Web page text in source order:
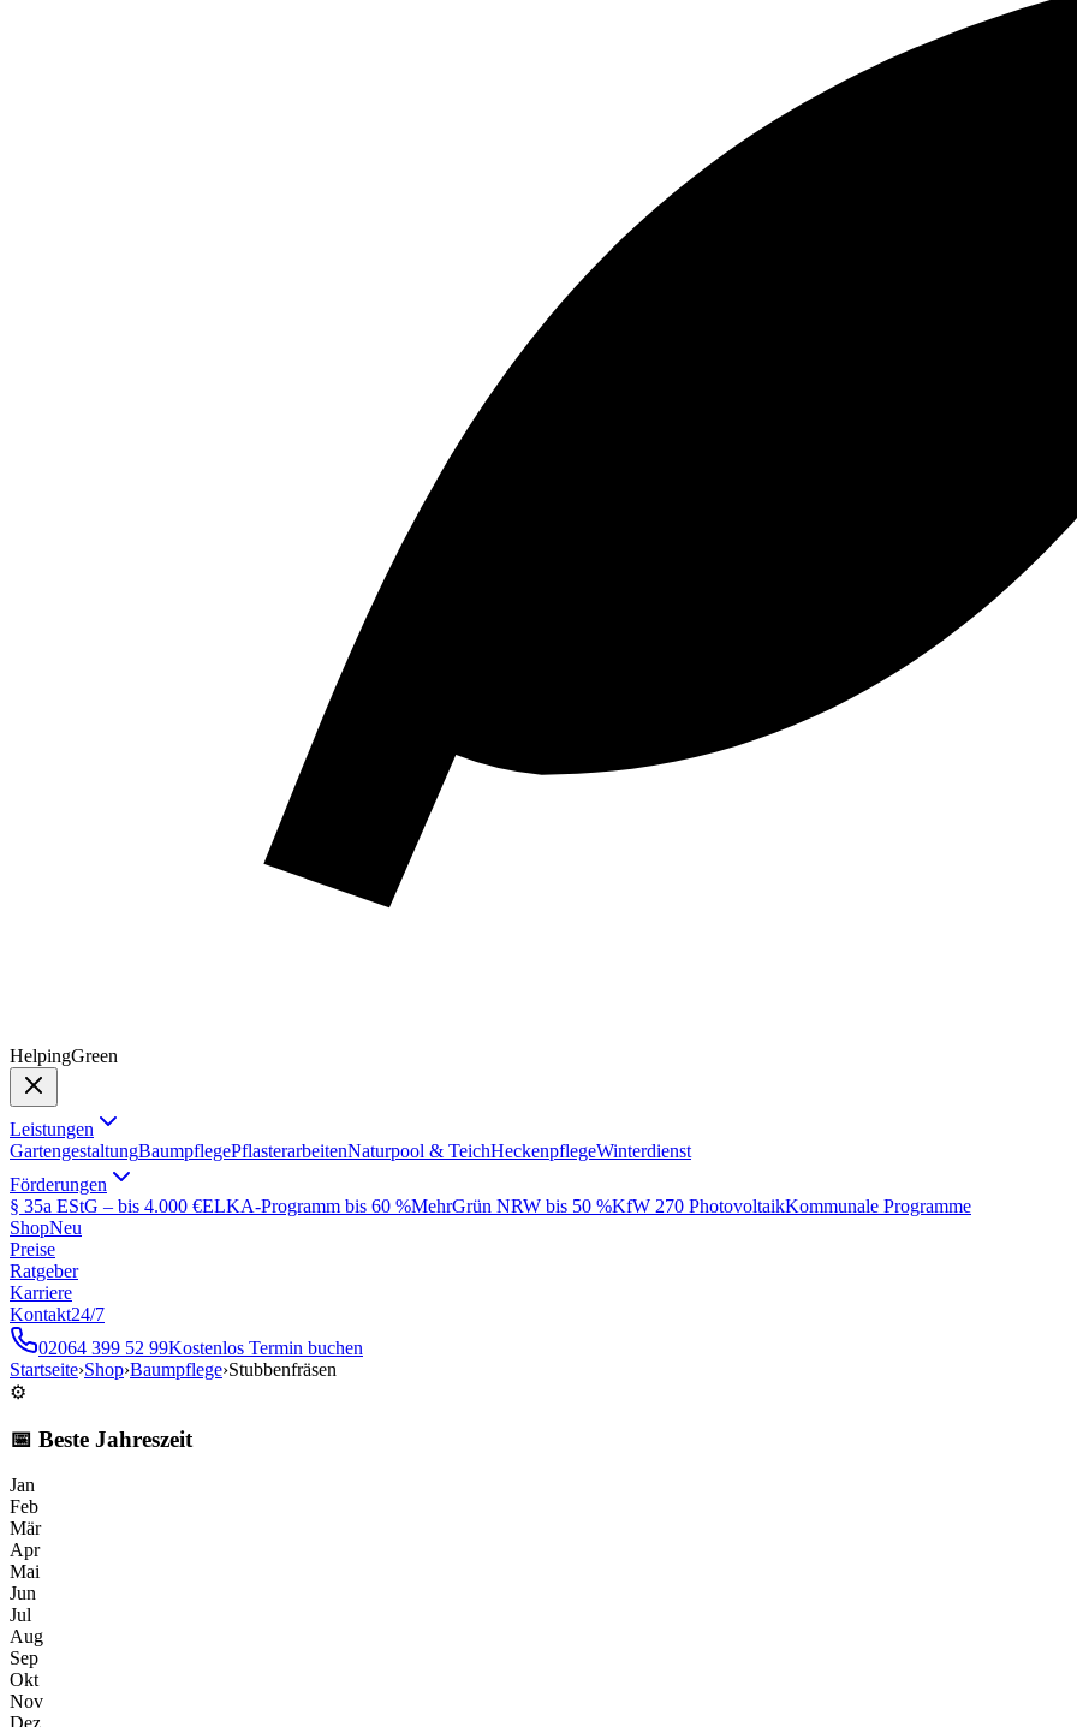
HelpingGreen
Leistungen
GartengestaltungBaumpflegePflasterarbeitenNaturpool & TeichHeckenpflegeWinterdienst
Förderungen
§ 35a EStG – bis 4.000 €ELKA-Programm bis 60 %MehrGrün NRW bis 50 %KfW 270 PhotovoltaikKommunale Programme
ShopNeu
Preise
Ratgeber
Karriere
Kontakt24/7
02064 399 52 99Kostenlos Termin buchen
Startseite›Shop›Baumpflege›Stubbenfräsen
⚙️
📅 Beste Jahreszeit
Jan
Feb
Mär
Apr
Mai
Jun
Jul
Aug
Sep
Okt
Nov